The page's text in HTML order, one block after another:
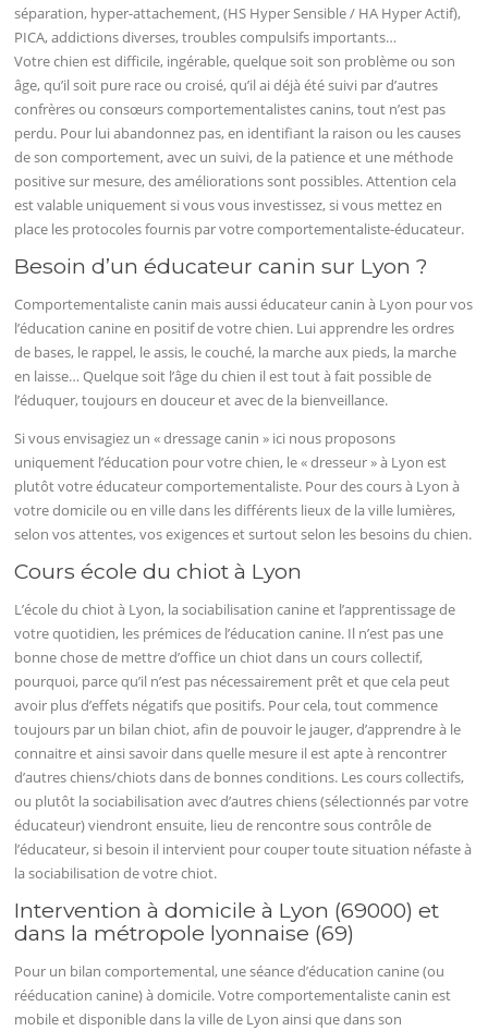
séparation, hyper-attachement, (HS Hyper Sensible / HA Hyper Actif),
PICA, addictions diverses, troubles compulsifs importants…
Votre chien est difficile, ingérable, quelque soit son problème ou son
âge, qu’il soit pure race ou croisé, qu’il ai déjà été suivi par d’autres
confrères ou consœurs comportementalistes canins, tout n’est pas
perdu. Pour lui abandonnez pas, en identifiant la raison ou les causes
de son comportement, avec un suivi, de la patience et une méthode
positive sur mesure, des améliorations sont possibles. Attention cela
est valable uniquement si vous vous investissez, si vous mettez en
place les protocoles fournis par votre comportementaliste-éducateur.
Besoin d’un éducateur canin sur Lyon ?
Comportementaliste canin mais aussi éducateur canin à Lyon pour vos
l’éducation canine en positif de votre chien. Lui apprendre les ordres
de bases, le rappel, le assis, le couché, la marche aux pieds, la marche
en laisse… Quelque soit l’âge du chien il est tout à fait possible de
l’éduquer, toujours en douceur et avec de la bienveillance.
Si vous envisagiez un « dressage canin » ici nous proposons
uniquement l’éducation pour votre chien, le « dresseur » à Lyon est
plutôt votre éducateur comportementaliste. Pour des cours à Lyon à
votre domicile ou en ville dans les différents lieux de la ville lumières,
selon vos attentes, vos exigences et surtout selon les besoins du chien.
Cours école du chiot à Lyon
L’école du chiot à Lyon, la sociabilisation canine et l’apprentissage de
votre quotidien, les prémices de l’éducation canine. Il n’est pas une
bonne chose de mettre d’office un chiot dans un cours collectif,
pourquoi, parce qu’il n’est pas nécessairement prêt et que cela peut
avoir plus d’effets négatifs que positifs. Pour cela, tout commence
toujours par un bilan chiot, afin de pouvoir le jauger, d’apprendre à le
connaitre et ainsi savoir dans quelle mesure il est apte à rencontrer
d’autres chiens/chiots dans de bonnes conditions. Les cours collectifs,
ou plutôt la sociabilisation avec d’autres chiens (sélectionnés par votre
éducateur) viendront ensuite, lieu de rencontre sous contrôle de
l’éducateur, si besoin il intervient pour couper toute situation néfaste à
la sociabilisation de votre chiot.
Intervention à domicile à Lyon (69000) et
dans la métropole lyonnaise (69)
Pour un bilan comportemental, une séance d’éducation canine (ou
rééducation canine) à domicile. Votre comportementaliste canin est
mobile et disponible dans la ville de Lyon ainsi que dans son